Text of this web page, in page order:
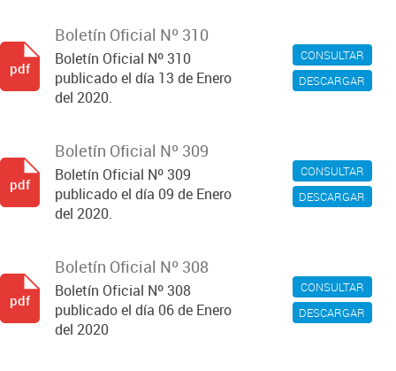
CONSULTAR
DESCARGAR
Boletín Oficial Nº 310
Boletín Oficial Nº 310
publicado el día 13 de Enero
del 2020.
pdf
CONSULTAR
DESCARGAR
Boletín Oficial Nº 309
Boletín Oficial Nº 309
publicado el día 09 de Enero
del 2020.
pdf
CONSULTAR
DESCARGAR
Boletín Oficial Nº 308
Boletín Oficial Nº 308
publicado el día 06 de Enero
del 2020
pdf